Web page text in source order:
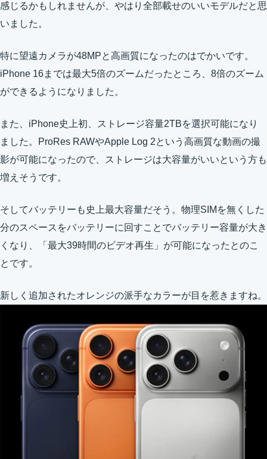
感じるかもしれませんが、やはり全部載せのいいモデルだと思
いました。
特に望遠カメラが48MPと高画質になったのはでかいです。
iPhone 16までは最大5倍のズームだったところ、8倍のズーム
ができるようになりました。
また、iPhone史上初、ストレージ容量2TBを選択可能になり
ました。ProRes RAWやApple Log 2という高画質な動画の撮
影が可能になったので、ストレージは大容量がいいという方も
増えそうです。
そしてバッテリーも史上最大容量だそう。物理SIMを無くした
分のスペースをバッテリーに回すことでバッテリー容量が大き
くなり、「最大39時間のビデオ再生」が可能になったとのこ
とです。
新しく追加されたオレンジの派手なカラーが目を惹きますね。